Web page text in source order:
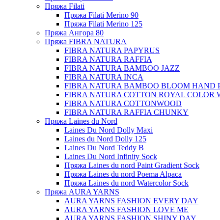
Пряжа Filati
Пряжа Filati Merino 90
Пряжа Filati Merino 125
Пряжа Ангора 80
Пряжа FIBRA NATURA
FIBRA NATURA PAPYRUS
FIBRA NATURA RAFFIA
FIBRA NATURA BAMBOO JAZZ
FIBRA NATURA INCA
FIBRA NATURA BAMBOO BLOOM HAND
FIBRA NATURA COTTON ROYAL COLOR
FIBRA NATURA COTTONWOOD
FIBRA NATURA RAFFIA CHUNKY
Пряжа Laines du Nord
Laines Du Nord Dolly Maxi
Laines du Nord Dolly 125
Laines Du Nord Teddy B
Laines Du Nord Infinity Sock
Пряжа Laines du nord Paint Gradient Sock
Пряжа Laines du nord Poema Alpaca
Пряжа Laines du nord Watercolor Sock
Пряжа AURA YARNS
AURA YARNS FASHION EVERY DAY
AURA YARNS FASHION LOVE ME
AURA YARNS FASHION SHINY DAY